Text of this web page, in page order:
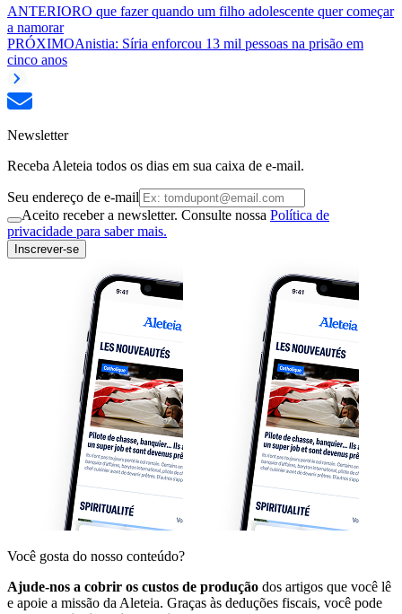
ANTERIORO que fazer quando um filho adolescente quer começar
a namorar
PRÓXIMOAnistia: Síria enforcou 13 mil pessoas na prisão em
cinco anos
Newsletter
Receba Aleteia todos os dias em sua caixa de e-mail.
Seu endereço de e-mail
Aceito receber a newsletter. Consulte nossa Política de
privacidade para saber mais.
Inscrever-se
Você gosta do nosso conteúdo?
Ajude-nos a cobrir os custos de produção dos artigos que você lê
e apoie a missão da Aleteia. Graças às deduções fiscais, você pode